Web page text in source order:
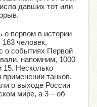
давших тот или
о первом в истории
163 человек,
о событиях Первой
напомним, 1000
15. Несколько
танков.
о выходе России
мире, а 3 – об